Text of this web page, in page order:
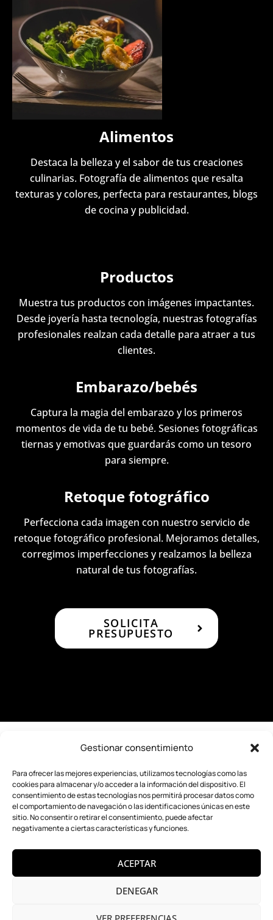
Gestionar consentimiento
Para ofrecer las mejores experiencias, utilizamos tecnologías como las
cookies para almacenar y/o acceder a la información del dispositivo. El
consentimiento de estas tecnologías nos permitirá procesar datos como
el comportamiento de navegación o las identificaciones únicas en este
sitio. No consentir o retirar el consentimiento, puede afectar
negativamente a ciertas características y funciones.
ACEPTAR
DENEGAR
Alimentos
Destaca la belleza y el sabor de tus creaciones
culinarias. Fotografía de alimentos que resalta
texturas y colores, perfecta para restaurantes, blogs
de cocina y publicidad.
Productos
Muestra tus productos con imágenes impactantes.
Desde joyería hasta tecnología, nuestras fotografías
profesionales realzan cada detalle para atraer a tus
clientes.
Embarazo/bebés
Captura la magia del embarazo y los primeros
momentos de vida de tu bebé. Sesiones fotográficas
tiernas y emotivas que guardarás como un tesoro
para siempre.
Retoque fotográfico
Perfecciona cada imagen con nuestro servicio de
retoque fotográfico profesional. Mejoramos detalles,
corregimos imperfecciones y realzamos la belleza
natural de tus fotografías.
SOLICITA
PRESUPUESTO
LOS FONDOS NEXT GENERATION (EU) DEL
MECANISMO DE RECUPERACIÓN Y RESILIENCIA